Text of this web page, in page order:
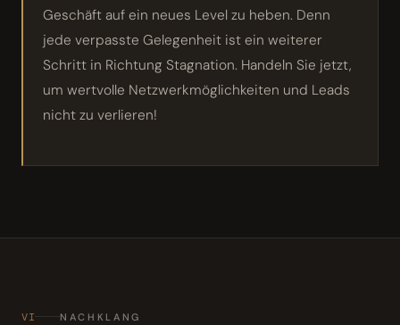
Geschäft auf ein neues Level zu heben. Denn
jede verpasste Gelegenheit ist ein weiterer
Schritt in Richtung Stagnation. Handeln Sie jetzt,
um wertvolle Netzwerkmöglichkeiten und Leads
nicht zu verlieren!
VI NACHKLANG